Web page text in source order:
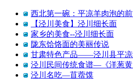
西北第一碗：平凉羊肉泡的
【泾川美食】泾川细长面
家乡的美食--泾川细长面
陇东饸饹面的美丽传说
甘肃特色产品——泾川县平
泾川民间传统食谱—《洋葱黄
泾川名吃—苜蓿馍